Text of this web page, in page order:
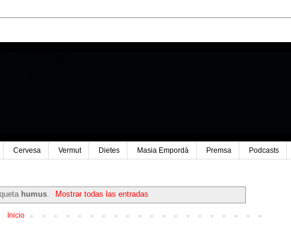
Cervesa Vermut Dietes Masia Empordà Premsa Podcasts
humus. Mostrar todas las entradas
Inicio